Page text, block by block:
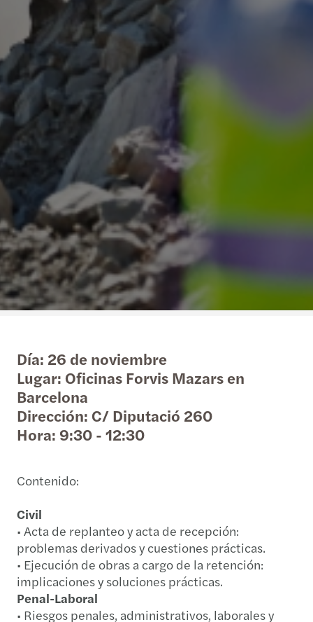
Día: 26 de noviembre
Lugar: Oficinas Forvis Mazars en
Barcelona
Dirección: C/ Diputació 260
Hora: 9:30 - 12:30
Contenido:
Civil
• Acta de replanteo y acta de recepción:
problemas derivados y cuestiones prácticas.
• Ejecución de obras a cargo de la retención:
implicaciones y soluciones prácticas.
Penal-Laboral
• Riesgos penales, administrativos, laborales y